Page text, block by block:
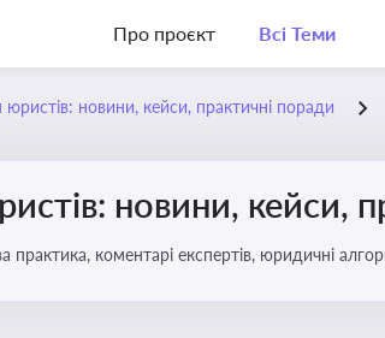
Про проєкт Всі Теми
новини, кейси, практичні поради
новини, кейси,
практика, коментарі експертів, юридичні